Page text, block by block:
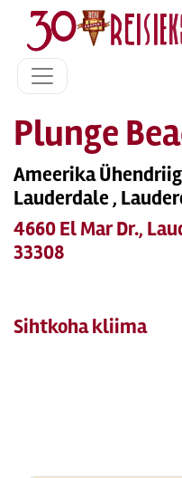
Plunge
Ameerika
Lauderdale ,
4660 El Mar Dr.,
33308
Sihtkoha kliima